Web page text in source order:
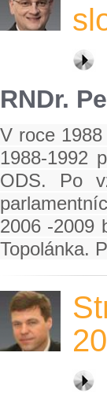
RNDr.
V roce
1988-1992
ODS. Po
2006 -2009
Topolánka.